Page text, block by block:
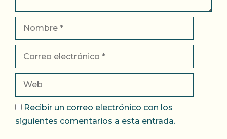
Recibir un correo electrónico con los
siguientes comentarios a esta entrada.